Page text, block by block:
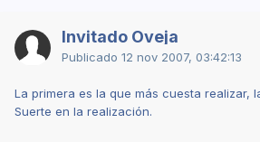
Invitado Oveja
Publicado 12 nov 2007, 03:42:13
La primera es la que más cuesta realizar,
Suerte en la realización.